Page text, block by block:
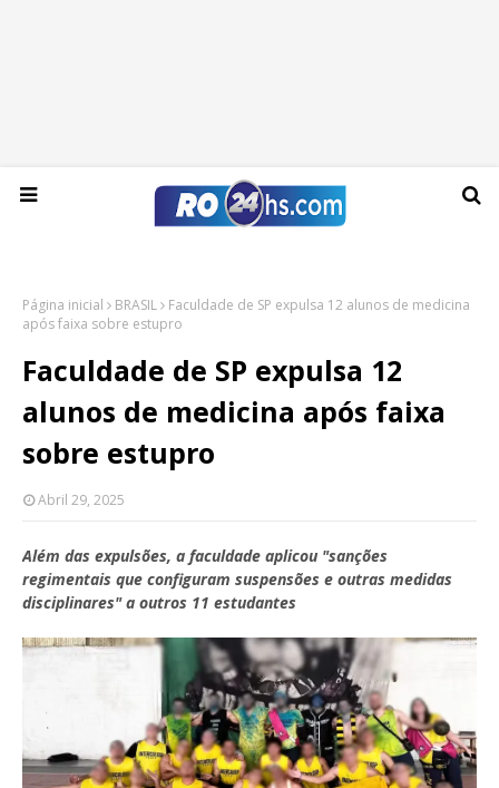
Sábado, 08 de agosto de 2026
Página inicial BRASIL
Faculdade de SP expulsa 12 alunos de medicina
após faixa sobre estupro
Faculdade de SP expulsa 12
alunos de medicina após faixa
sobre estupro
Abril 29, 2025
Além das expulsões, a faculdade aplicou "sanções
regimentais que configuram suspensões e outras medidas
disciplinares" a outros 11 estudantes